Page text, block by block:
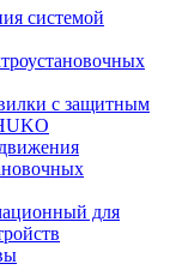
системой
с защитным
для